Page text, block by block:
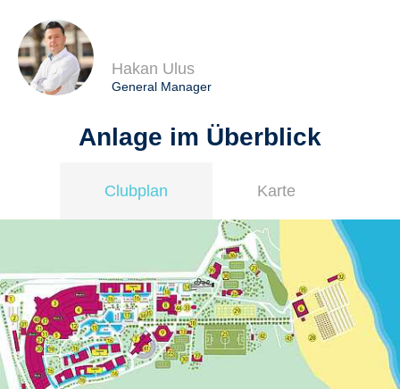
Hakan Ulus
General Manager
Anlage im Überblick
Clubplan Karte